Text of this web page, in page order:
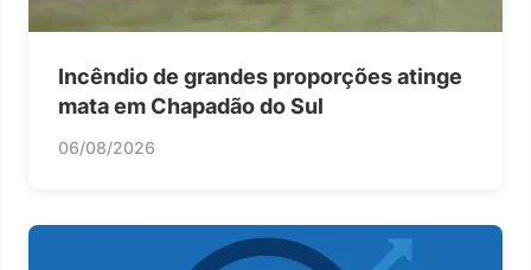
Incêndio de grandes proporções atinge
mata em Chapadão do Sul
06/08/2026